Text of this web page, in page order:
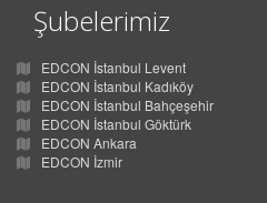
Şubelerimiz
EDCON İstanbul Levent
EDCON İstanbul Kadıköy
EDCON İstanbul Bahçeşehir
EDCON İstanbul Göktürk
EDCON Ankara
EDCON İzmir